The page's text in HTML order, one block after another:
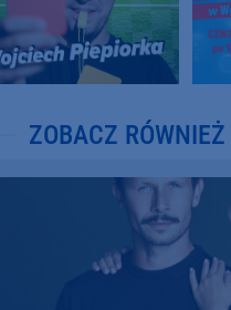
ZOBACZ RÓWNIEŻ